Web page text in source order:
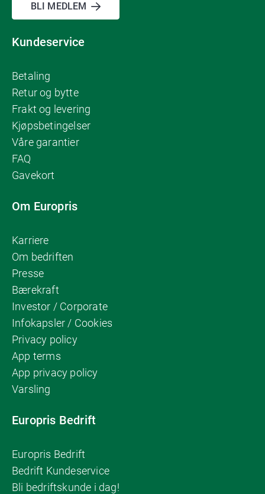
BLI MEDLEM
Kundeservice
Betaling
Retur og bytte
Frakt og levering
Kjøpsbetingelser
Våre garantier
FAQ
Gavekort
Om Europris
Karriere
Om bedriften
Presse
Bærekraft
Investor / Corporate
Infokapsler / Cookies
Privacy policy
App terms
App privacy policy
Varsling
Europris Bedrift
Europris Bedrift
Bedrift Kundeservice
Bli bedriftskunde i dag!